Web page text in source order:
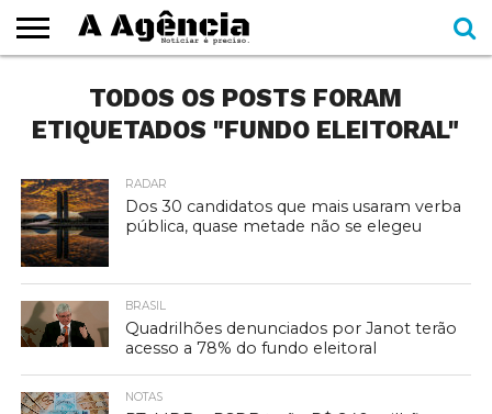
CADERNOS
SEÇÕES
ESPECIAIS
COMO
AJUDAR
CONTATOTODOS OS POSTS FORAM
ETIQUETADOS "FUNDO ELEITORAL"
RADAR
Dos 30 candidatos que mais usaram verba
pública, quase metade não se elegeu
BRASIL
Quadrilhões denunciados por Janot terão
acesso a 78% do fundo eleitoral
NOTAS